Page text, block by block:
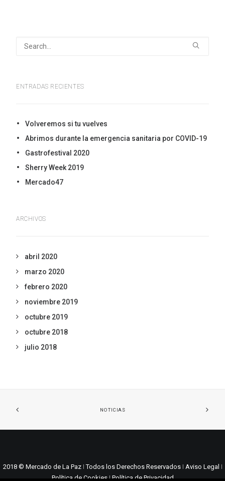
ENTRADAS RECIENTES
Volveremos si tu vuelves
Abrimos durante la emergencia sanitaria por COVID-19
Gastrofestival 2020
Sherry Week 2019
Mercado47
ARCHIVOS
abril 2020
marzo 2020
febrero 2020
noviembre 2019
octubre 2019
octubre 2018
julio 2018
NOTICIAS
2018 © Mercado de La Paz ǀ Todos los Derechos Reservados ǀ Aviso Legal ǀ
Política de Cookies ǀPolítica de Privacidad